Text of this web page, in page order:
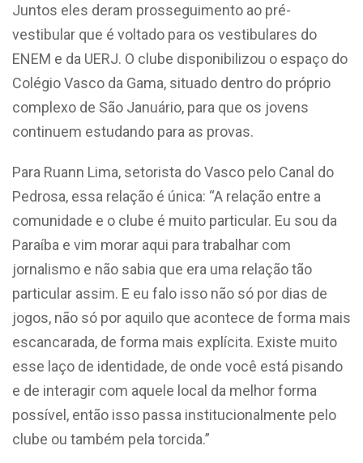
Juntos eles deram prosseguimento ao pré-
vestibular que é voltado para os vestibulares do
ENEM e da UERJ. O clube disponibilizou o espaço do
Colégio Vasco da Gama, situado dentro do próprio
complexo de São Januário, para que os jovens
continuem estudando para as provas.
Para Ruann Lima, setorista do Vasco pelo Canal do
Pedrosa, essa relação é única: “A relação entre a
comunidade e o clube é muito particular. Eu sou da
Paraíba e vim morar aqui para trabalhar com
jornalismo e não sabia que era uma relação tão
particular assim. E eu falo isso não só por dias de
jogos, não só por aquilo que acontece de forma mais
escancarada, de forma mais explícita. Existe muito
esse laço de identidade, de onde você está pisando
e de interagir com aquele local da melhor forma
possível, então isso passa institucionalmente pelo
clube ou também pela torcida.”